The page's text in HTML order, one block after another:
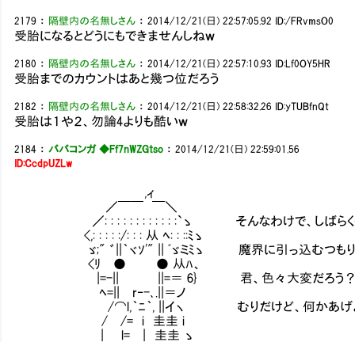
2179 ： 隔壁内の名無しさん ：2014/12/21(日) 22:57:05.92 ID:/FRvmsO0
受胎になるとどうにもできませんしねｗ
2180 ： 隔壁内の名無しさん ：2014/12/21(日) 22:57:10.93 ID:Lf0OY5HR
受胎までのカウントはあと幾つ位だろう
2182 ： 隔壁内の名無しさん ：2014/12/21(日) 22:58:32.26 ID:yTUBfnQt
受胎は１や２、勿論4よりも酷いｗ
2184 ： ババコンガ ◆Ff7nWZGtso ：2014/12/21(日) 22:59:01.56
ID:CcdpUZLw
,ィ
／￣￣ ￣＼
／: : : : : : : : : : : :`ゝ そんなわけで、しばらく僕
<,: : : : :/: : : 从 ﾍ: : ::ﾐゝ
ゞ;" ゛||｀ヾｿ'" || ﾞゞミﾐゝ 魔界に引っ込むつもり
<ﾘ ● ● 从ﾊ、
|=-|| ||=＝ 6} 君、色々大変だろう？ あん
ﾍ=|| r‐-､.||＝ノ
/⌒l,｀ﾆ｀, ||イヽ むりだけど、何かあげよ
/ /= i 圭圭 i
| l= | 圭圭 ゝ